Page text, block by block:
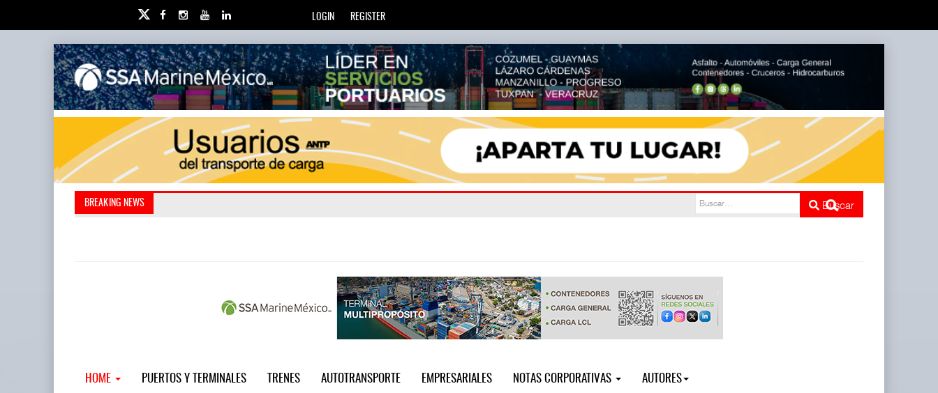
LOGIN REGISTER
BREAKING NEWS Buscar
HOME PUERTOS Y TERMINALES TRENES AUTOTRANSPORTE EMPRESARIALES NOTAS CORPORATIVAS AUTORES